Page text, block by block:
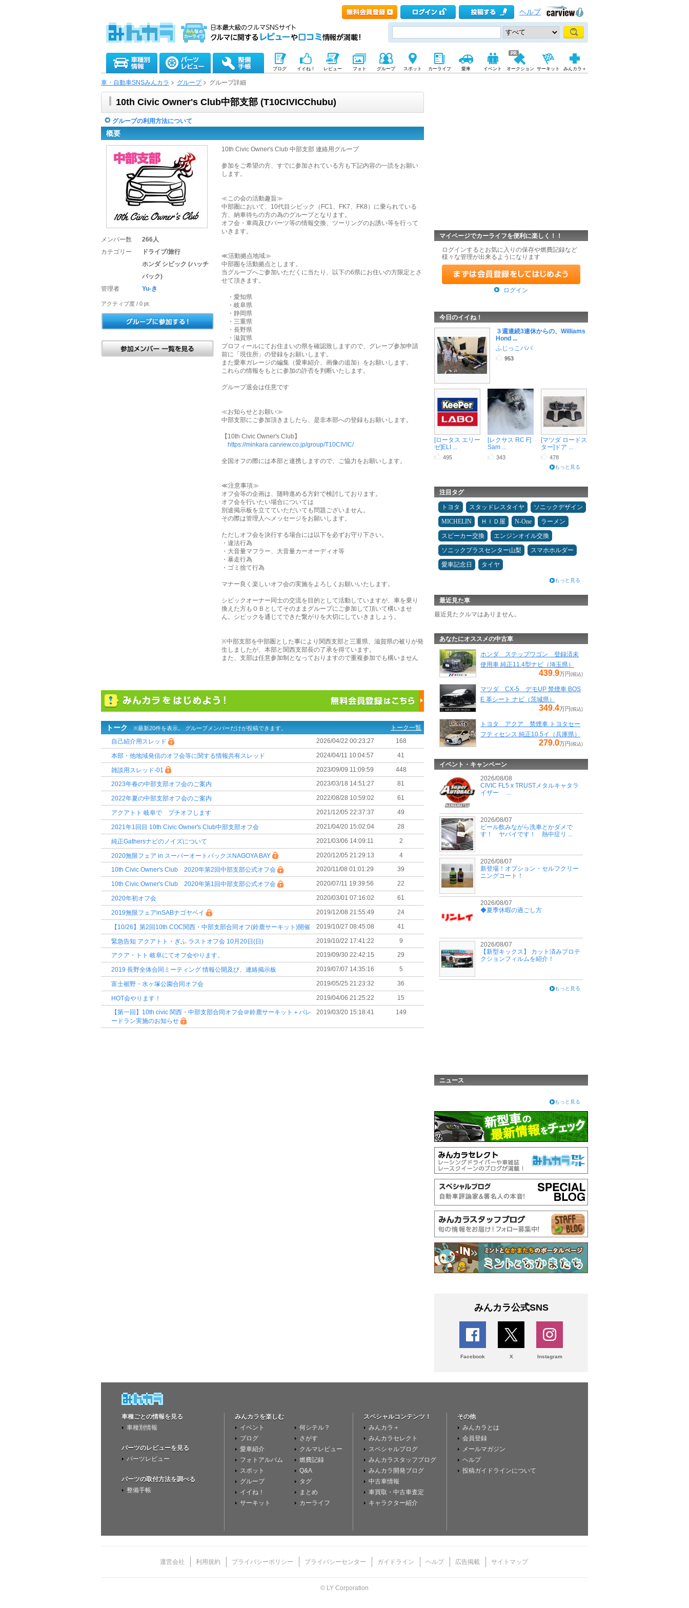
ヘルプ
ブログ イイね！ レビュー フォト グループ スポット カーライフ 愛車 イベント オークション サーキット みんカラ＋
車・自動車SNSみんカラ グループ グループ詳細
10th Civic Owner's Club中部支部 (T10CIVICChubu)
グループの利用方法について
概要
メンバー数
266人
カテゴリー
ドライブ/旅行
ホンダ シビック (ハッチ
バック)
管理者
Yu-き
アクティブ度 / 0 pt.
10th Civic Owner's Club 中部支部 連絡用グループ
参加をご希望の方、すでに参加されている方も下記内容の一読をお願い
します。
≪この会の活動趣旨≫
中部圏において、10代目シビック（FC1、FK7、FK8）に乗られている
方、納車待ちの方の為のグループとなります。
オフ会・車両及びパーツ等の情報交換、ツーリングのお誘い等を行って
いきます。
≪活動拠点地域≫
中部圏を活動拠点とします。
当グループへご参加いただくに当たり、以下の6県にお住いの方限定とさ
せて頂きます。
・愛知県
・岐阜県
・静岡県
・三重県
・長野県
・滋賀県
プロフィールにてお住まいの県を確認致しますので、グレープ参加申請
前に「現住所」の登録をお願いします。
また愛車ガレージの編集（愛車紹介、画像の追加）をお願いします。
これらの情報をもとに参加の許否を判断いたします。
グループ退会は任意です
≪お知らせとお願い≫
中部支部にご参加頂きましたら、是非本部への登録もお願いします。
【10th Civic Owner's Club】
https://minkara.carview.co.jp/group/T10CIVIC/
全国オフの際には本部と連携しますので、ご協力をお願いします。
≪注意事項≫
オフ会等の企画は、随時進める方針で検討しております。
オフ会を行いたい場合については
別途掲示板を立てていただいても問題ございません。
その際は管理人へメッセージをお願いします。
ただしオフ会を決行する場合には以下を必ずお守り下さい。
・違法行為
・大音量マフラー、大音量カーオーディオ等
・暴走行為
・ゴミ捨て行為
マナー良く楽しいオフ会の実施をよろしくお願いいたします。
シビックオーナー同士の交流を目的として活動していますが、車を乗り
換えた方もＯＢとしてそのままグループにご参加して頂いて構いませ
ん。シビックを通じてできた繋がりを大切にしていきましょう。
※中部支部を中部圏とした事により関西支部と三重県、滋賀県の被りが発
生しましたが、本部と関西支部長の了承を得ています。
また、支部は任意参加制となっておりますので重複参加でも構いません
トーク ※最新20件を表示。 グループメンバーだけが投稿できます。
トーク一覧
自己紹介用スレッド
2026/04/22 00:23:27 168
本部・他地域発信のオフ会等に関する情報共有スレッド 2024/04/11 10:04:57 41
雑談用スレッド-01 2023/09/09 11:09:59 448
2023年春の中部支部オフ会のご案内 2023/03/18 14:51:27 81
2022年夏の中部支部オフ会のご案内 2022/08/28 10:59:02 61
アクアトト 岐阜で プチオフします 2021/12/05 22:37:37 49
2021年1回目 10th Civic Owner's Club中部支部オフ会 2021/04/20 15:02:04 28
純正Gathersナビのノイズについて 2021/03/06 14:09:11 2
2020無限フェア in スーパーオートバックスNAGOYA BAY 2020/12/05 21:29:13 4
10th Civic Owner's Club 2020年第2回中部支部公式オフ会 2020/11/08 01:01:29 39
10th Civic Owner's Club 2020年第1回中部支部公式オフ会 2020/07/11 19:39:56 22
2020年初オフ会 2020/03/01 07:16:02 61
2019無限フェアinSABナゴヤベイ 2019/12/08 21:55:49 24
【10/26】第2回10th COC関西・中部支部合同オフ(鈴鹿サーキット)開催 2019/10/27 08:45:08 41
緊急告知 アクアトト・ぎふ ラストオフ会 10月20日(日) 2019/10/22 17:41:22 9
アクア・トト 岐阜にてオフ会やります。 2019/09/30 22:42:15 29
2019 長野全体合同ミーティング 情報公開及び、連絡掲示板 2019/07/07 14:35:16 5
富士裾野・水ヶ塚公園合同オフ会 2019/05/25 21:23:32 36
HOT会やります！ 2019/04/06 21:25:22
15
【第一回】10th civic 関西・中部支部合同オフ会＠鈴鹿サーキット＋パレ
ードラン実施のお知らせ
2019/03/20 15:18:41 149
マイページでカーライフを便利に楽しく！！
ログインするとお気に入りの保存や燃費記録など
様々な管理が出来るようになります
ログイン
今日のイイね！
３週連続3連休からの、Williams
Hond ...
ふじっこパパ
953
[ロータス エリー
ゼ]ELI ...
495
[レクサス RC F]
Sam ...
343
[マツダ ロードス
ター]ドア ...
478
もっと見る
注目タグ
トヨタ スタッドレスタイヤ
ソニックデザイン
MICHELIN
ＨＩＤ屋 N-One
ラーメン
スピーカー交換
エンジンオイル交換
ソニックプラスセンター山梨
スマホホルダー
愛車記念日
タイヤ
もっと見る
最近見た車
最近見たクルマはありません。
あなたにオススメの中古車
ホンダ ステップワゴン 登録済未
使用車 純正11.4型ナビ（埼玉県）
439.9万円(税込)
マツダ CX-5 デモUP 禁煙車 BOS
E 革シート ナビ（茨城県）
349.4万円(税込)
トヨタ アクア 禁煙車 トヨタセー
フティセンス 純正10.5イ（兵庫県）
279.0万円(税込)
イベント・キャンペーン
2026/08/08
CIVIC FL5 x TRUSTメタルキャタラ
イザー ...
2026/08/07
ビール飲みながら洗車とかダメで
す！ ヤバイです！ 熱中症リ ...
2026/08/07
新登場！オプション・セルフクリー
ニングコート！
2026/08/07
◆夏季休暇の過ごし方
2026/08/07
【新型キックス】 カット済みプロテ
クションフィルムを紹介！
もっと見る
ニュース
もっと見る
みんカラ公式SNS
Facebook X Instagram
車種ごとの情報を見る
車種別情報
パーツのレビューを見る
パーツレビュー
パーツの取付方法を調べる
整備手帳
みんカラを楽しむ
イベント
ブログ
愛車紹介
フォトアルバム
スポット
グループ
イイね！
サーキット
何シテル？
さがす
クルマレビュー
燃費記録
Q&A
タグ
まとめ
カーライフ
スペシャルコンテンツ！
みんカラ＋
みんカラセレクト
スペシャルブログ
みんカラスタッフブログ
みんカラ開発ブログ
中古車情報
車買取・中古車査定
キャラクター紹介
その他
みんカラとは
会員登録
メールマガジン
ヘルプ
投稿ガイドラインについて
運営会社 利用規約 プライバシーポリシー プライバシーセンター ガイドライン ヘルプ 広告掲載 サイトマップ
© LY Corporation